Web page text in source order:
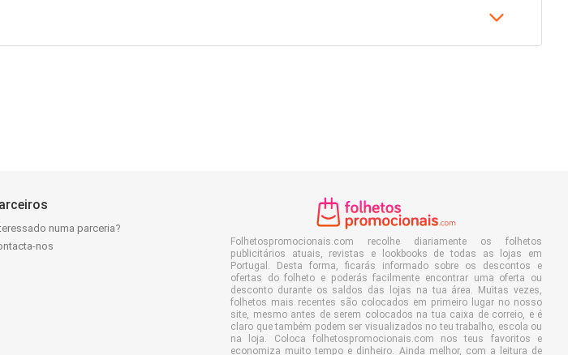
numa parceria?
nos
Folhetospromocionais.com recolhe diariamente os folhetos
publicitários atuais, revistas e lookbooks de todas as lojas em
Portugal. Desta forma, ficarás informado sobre os descontos e
ofertas do folheto e poderás facilmente encontrar uma oferta ou
desconto durante os saldos das lojas na tua área. Muitas vezes,
folhetos mais recentes são colocados em primeiro lugar no nosso
site, mesmo antes de serem colocados na tua caixa de correio, e é
claro que também podem ser visualizados no teu trabalho, escola ou
na loja. Coloca folhetospromocionais.com nos teus favoritos e
economiza muito tempo e dinheiro. Ainda melhor, com a leitura de